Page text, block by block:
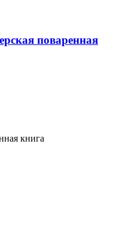
поваренная
книга